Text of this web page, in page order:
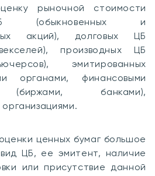
рыночной стоимости
(обыкновенных и
акций), долговых ЦБ
производных ЦБ
эмитированных
органами, финансовыми
(биржами, банками),
ценных бумаг большое
ЦБ, ее эмитент, наличие
или присутствие данной